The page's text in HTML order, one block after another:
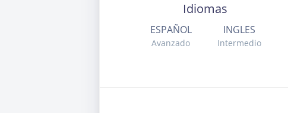
Idiomas
ESPAÑOL
Avanzado
INGLES
Intermedio